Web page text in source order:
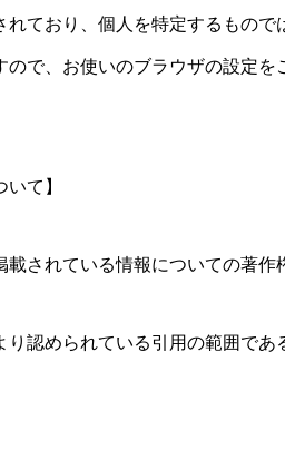
れており、個人を特定するもの
ので、お使いのブラウザの設定
いて】
載されている情報についての著作
り認められている引用の範囲で